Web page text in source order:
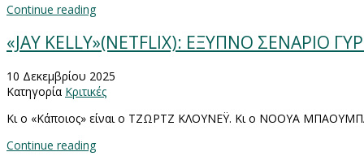
Continue reading
«JAY KELLY»(NETFLIX): ΕΞΥΠΝΟ
10 Δεκεμβρίου 2025
Κατηγορία Κριτικές
Κι ο «Κάποιος» είναι ο ΤΖΩΡΤΖ ΚΛΟΥΝΕΫ. Κι ο ΝΟΟΥΑ
Continue reading